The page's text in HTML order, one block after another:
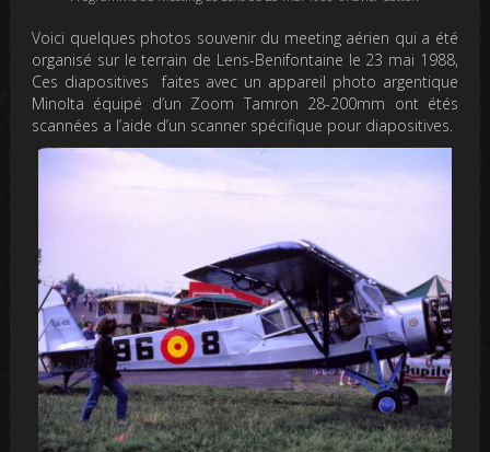
Voici quelques photos souvenir du meeting aérien qui a été
organisé sur le terrain de Lens-Benifontaine le 23 mai 1988,
Ces diapositives faites avec un appareil photo argentique
Minolta équipé d’un Zoom Tamron 28-200mm ont étés
scannées a l’aide d’un scanner spécifique pour diapositives.